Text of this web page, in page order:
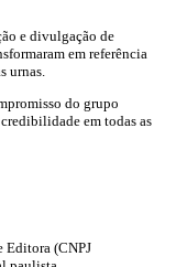
e divulgação de
em referência
urnas.
do grupo
em todas as
Editora (CNPJ